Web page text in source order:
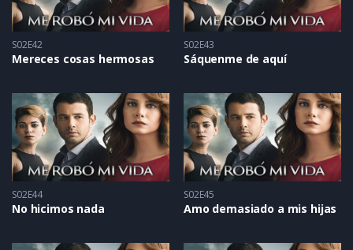
S02E42
Mereces cosas hermosas
S02E43
Sáquenme de aquí
S02E44
No hicimos nada
S02E45
Amo demasiado a mis hijas